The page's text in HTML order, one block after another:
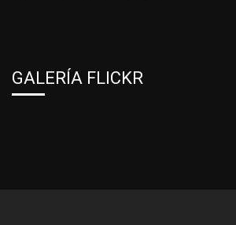
GALERÍA FLICKR